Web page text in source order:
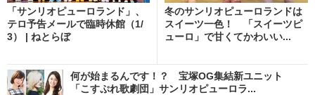
「サンリオピューロランド」、
テロ予告メールで臨時休館（1/
3） | ねとらぼ
冬のサンリオピューロランドは
スイーツ一色！ 「スイーツピ
ューロ」で甘くてかわいい...
何が始まるんです！？ 宝塚OG集結新ユニット
「こすぷれ歌劇団」サンリオピューロラ...